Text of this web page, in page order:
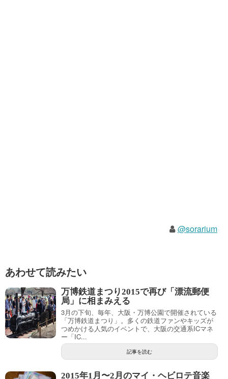
@sorarium
あわせて読みたい
万博鉄道まつり2015で再び「漂流郵便
局」に相まみえる
3月の下旬、毎年、大阪・万博公園で開催されている
「万博鉄道まつり」。多くの鉄道ファンやキッズが
つめかける人気のイベントで、大阪の交通系ICマネ
ー「IC...
記事を読む
2015年1月〜2月のマイ・ヘビロテ音楽